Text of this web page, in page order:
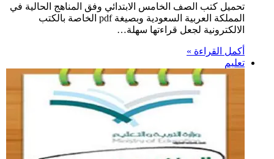
تحميل كتب الصف الخامس الابتدائي وفق المناهج الحالية في
المملكة العربية السعودية وبصيغة pdf الخاصة بالكتب
الالكترونية لجعل قراءتها سهلة…
أكمل القراءة »
تعليم